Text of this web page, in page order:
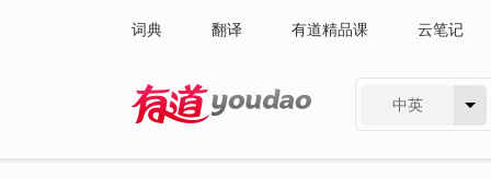
词典 翻译 有道精品课 云笔记
中英